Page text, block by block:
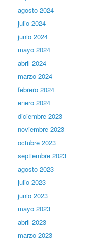
agosto 2024
julio 2024
junio 2024
mayo 2024
abril 2024
marzo 2024
febrero 2024
enero 2024
diciembre 2023
noviembre 2023
octubre 2023
septiembre 2023
agosto 2023
julio 2023
junio 2023
mayo 2023
abril 2023
marzo 2023